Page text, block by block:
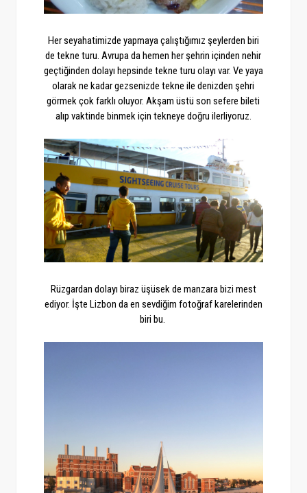
Her seyahatimizde yapmaya çalıştığımız şeylerden biri
de tekne turu. Avrupa da hemen her şehrin içinden nehir
geçtiğinden dolayı hepsinde tekne turu olayı var. Ve yaya
olarak ne kadar gezsenizde tekne ile denizden şehri
görmek çok farklı oluyor. Akşam üstü son sefere bileti
alıp vaktinde binmek için tekneye doğru ilerliyoruz.
Rüzgardan dolayı biraz üşüsek de manzara bizi mest
ediyor. İşte Lizbon da en sevdiğim fotoğraf karelerinden
biri bu.